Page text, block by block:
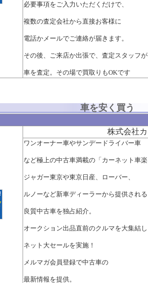
必要事項をご入力いただくだけで、
複数の査定会社から直接お客様に
電話かメールでご連絡が届きます。
その後、ご来店か出張で、査定スタッフが
車を査定。その場で買取りもOKです
車を安く買う
株式会社
ワンオーナー車やサンデードライバー車
など極上の中古車満載の「カーネット車
ジャガー東京や東京日産、ローバー、
ルノーなど新車ディーラーから提供される
良質中古車を独占紹介。
オークション出品直前のクルマを大集結
ネット大セールを実施！
メルマガ会員登録で中古車の
最新情報を提供。